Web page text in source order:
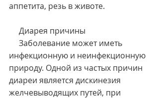
аппетита, резь в животе.
     Диарея причины
инфекционную и неинфекционную
природу. Одной из частых причин
диареи является дискинезия
желчевыводящих путей, при